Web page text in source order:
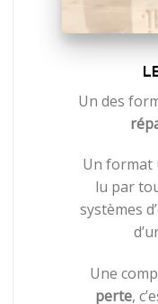
Un des
Un format
lu par
systèmes
Une
perte,